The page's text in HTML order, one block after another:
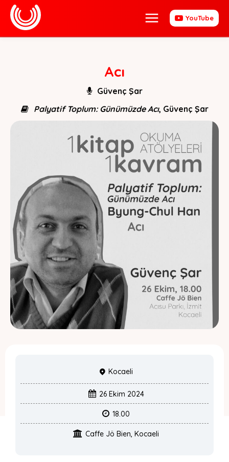
YouTube
Acı
Güvenç Şar
Palyatif Toplum: Günümüzde Acı, Güvenç Şar
Kocaeli
26 Ekim 2024
18.00
Caffe Jö Bien, Kocaeli